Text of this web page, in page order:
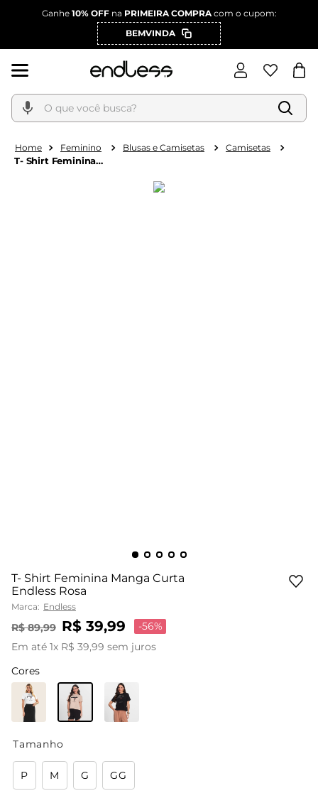
Ganhe 10% OFFna PRIMEIRA COMPRAcom o cupom:
BEMVINDA
O que você busca?
Feminino Blusas e Camisetas Camisetas
T- Shirt Feminina
T- Shirt Feminina Manga Curta
Endless Rosa
Marca: Endless
R$ 89,99 R$ 39,99 -56%
Em até 1x R$ 39,99 sem juros
Cores
Tamanho
P M G GG